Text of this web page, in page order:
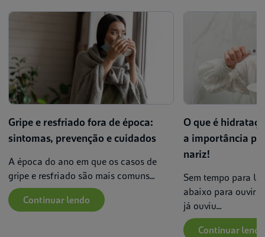
Gripe e resfriado fora de época:
sintomas, prevenção e cuidados
A época do ano em que os casos de
gripe e resfriado são mais comuns...
Continuar lendo
O que é
a importância
nariz!
Sem tempo para
abaixo para ouvir
já ouviu...
Continuar lendo